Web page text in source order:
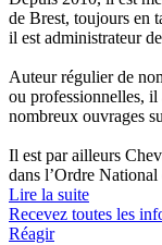
de Brest, toujours en
il est administrateur
Auteur régulier de
ou professionnelles,
nombreux ouvrages
Il est par ailleurs
dans l’Ordre
Lire la suite
Recevez toutes les
Réagir